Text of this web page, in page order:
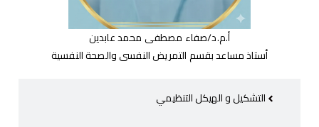
التشكيل و الهيكل التنظيمي
أ.م.د/صفاء مصطفى محمد عابدين
أستاذ مساعد بقسم التمريض النفسى والصحة النفسية